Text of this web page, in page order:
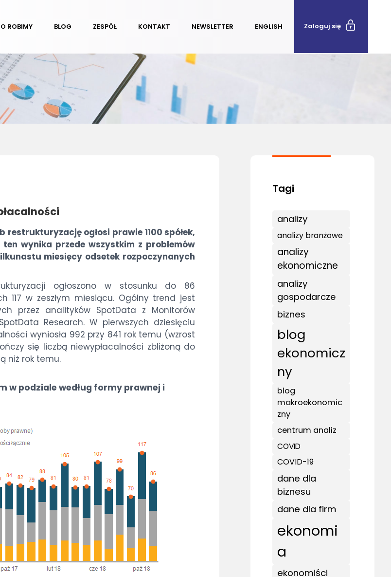
ROBIMY BLOG ZESPÓŁ KONTAKT NEWSLETTER ENGLISH Zaloguj się
ogłosi prawie 1100 spółek,
wynika przede wszystkim z problemów
miesięcy odsetek rozpoczynanych
ogłoszono w stosunku do 86
117 w zeszłym miesiącu. Ogólny trend jest
przez analityków SpotData z Monitorów
Research. W pierwszych dziesięciu
wyniosła 992 przy 841 rok temu (wzrost
się liczbą niewypłacalności zbliżoną do
niż rok temu.
w podziale według formy prawnej i
analizy
analizy branżowe
analizy
ekonomiczne
analizy
gospodarcze
biznes
blog
ekonomicz
ny
blog
makroekonomic
zny
centrum analiz
COVID
COVID-19
dane dla
biznesu
dane dla firm
ekonomi
a
ekonomiści